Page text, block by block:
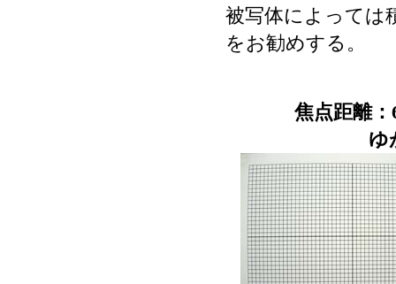
被写体によっては
をお勧めする。
焦点距離